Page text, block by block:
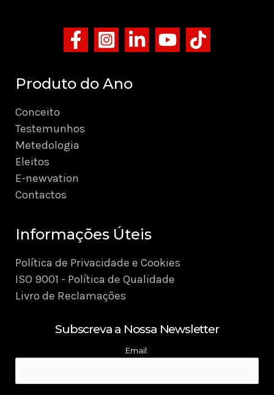
Produto do Ano
Conceito
Testemunhos
Metedologia
Eleitos
E-newvation
Contactos
Informações Úteis
Política de Privacidade e Cookies
ISO 9001 - Política de Qualidade
Livro de Reclamações
Subscreva a Nossa Newsletter
Email: